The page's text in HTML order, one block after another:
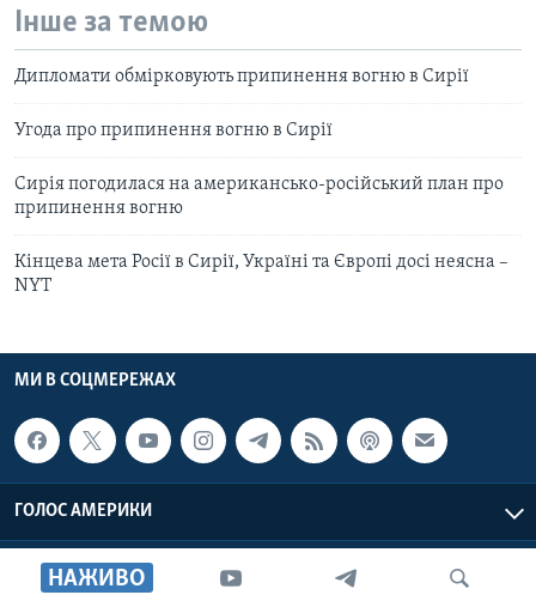
НАЖИВО
Інше за темою
Дипломати обмірковують припинення вогню в Сирії
Угода про припинення вогню в Сирії
Сирія погодилася на американсько-російський план про
припинення вогню
Кінцева мета Росії в Сирії, Україні та Європі досі неясна –
NYT
МИ В СОЦМЕРЕЖАХ
ГОЛОС АМЕРИКИ
Голос Америки © 2026 VOA, Inc. Всі права захищені